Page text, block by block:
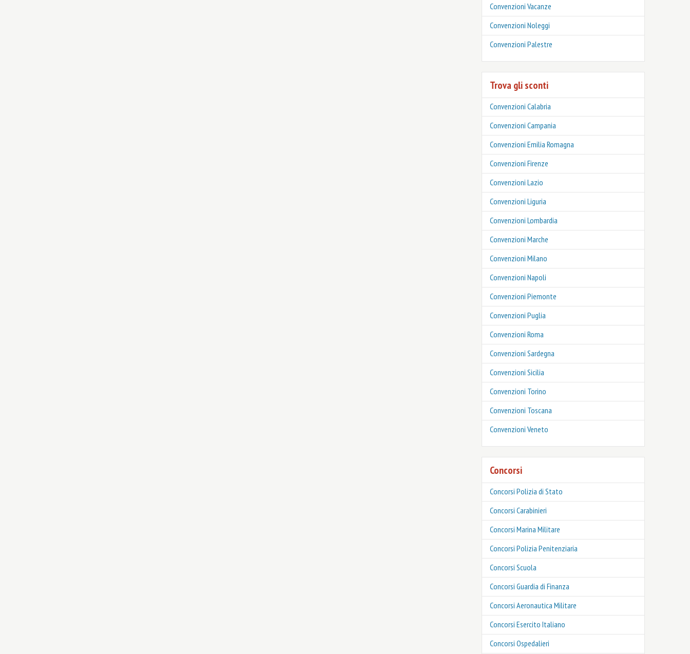
Convenzioni Vacanze
Convenzioni Noleggi
Convenzioni Palestre
Trova gli sconti
Convenzioni Calabria
Convenzioni Campania
Convenzioni Emilia Romagna
Convenzioni Firenze
Convenzioni Lazio
Convenzioni Liguria
Convenzioni Lombardia
Convenzioni Marche
Convenzioni Milano
Convenzioni Napoli
Convenzioni Piemonte
Convenzioni Puglia
Convenzioni Roma
Convenzioni Sardegna
Convenzioni Sicilia
Convenzioni Torino
Convenzioni Toscana
Convenzioni Veneto
Concorsi
Concorsi Polizia di Stato
Concorsi Carabinieri
Concorsi Marina Militare
Concorsi Polizia Penitenziaria
Concorsi Scuola
Concorsi Guardia di Finanza
Concorsi Aeronautica Militare
Concorsi Esercito Italiano
Concorsi Ospedalieri